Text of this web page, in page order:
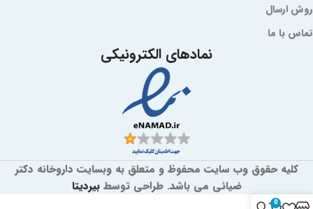
روش ارسال
تماس با ما
نمادهای الکترونیکی
کلیه حقوق وب سایت محفوظ و متعلق به وبسایت داروخانه دکتر
ضیائی می باشد. طراحی توسطبیردیتا
0